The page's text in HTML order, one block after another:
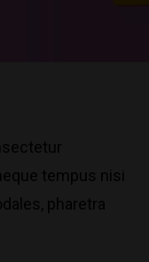
tempus nisi
pharetra